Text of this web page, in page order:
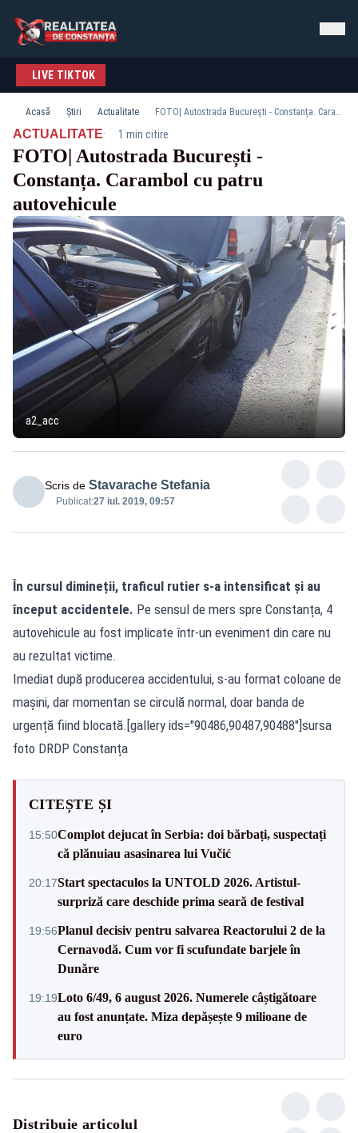
LIVE TIKTOK
Acasă Știri Actualitate FOTO| Autostrada București - Constanța. Carambol cu patru autovehicule
ACTUALITATE· 1 min citire
FOTO| Autostrada București -
Constanța. Carambol cu patru
autovehicule
a2_acc
Scris de Stavarache Stefania
Publicat:27 iul. 2019, 09:57
În cursul dimineții, traficul rutier s-a intensificat și au
început accidentele. Pe sensul de mers spre Constanța, 4
autovehicule au fost implicate într-un eveniment din care nu
au rezultat victime.
Imediat după producerea accidentului, s-au format coloane de
mașini, dar momentan se circulă normal, doar banda de
urgență fiind blocată.[gallery ids="90486,90487,90488"]sursa
foto DRDP Constanța
CITEȘTE ȘI
15:50Complot dejucat în Serbia: doi bărbați, suspectați
că plănuiau asasinarea lui Vučić
20:17Start spectaculos la UNTOLD 2026. Artistul-
surpriză care deschide prima seară de festival
19:56Planul decisiv pentru salvarea Reactorului 2 de la
Cernavodă. Cum vor fi scufundate barjele în
Dunăre
19:19Loto 6/49, 6 august 2026. Numerele câștigătoare
au fost anunțate. Miza depășește 9 milioane de
euro
Distribuie articolul